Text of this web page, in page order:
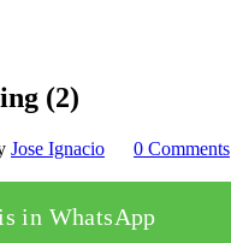
(2)
Jose Ignacio
0 Comments
in WhatsApp